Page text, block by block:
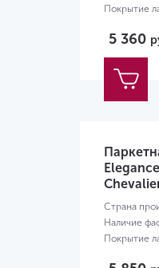
Покрытие
5 360
Страна
Наличие
Покрытие